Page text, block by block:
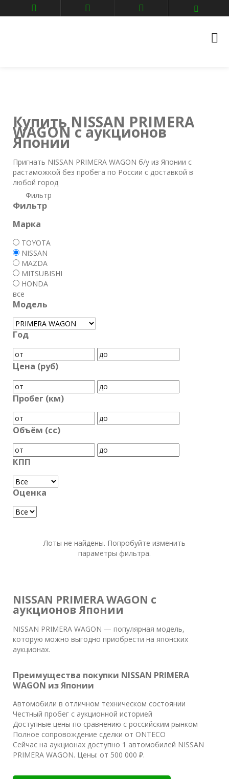
Главная
Авто аукционы
Купить NISSAN PRIMERA
WAGON с аукционов
Японии
Пригнать NISSAN PRIMERA WAGON б/у из Японии с
растаможкой без пробега по России с доставкой в
любой город
Фильтр
Фильтр
Марка
TOYOTA
NISSAN
MAZDA
MITSUBISHI
HONDA
все
Модель
Год
Цена (руб)
Пробег (км)
Объём (cc)
КПП
Оценка
Лоты не найдены. Попробуйте изменить
параметры фильтра.
NISSAN PRIMERA WAGON с
аукционов Японии
NISSAN PRIMERA WAGON — популярная модель,
которую можно выгодно приобрести на японских
аукционах.
Преимущества покупки NISSAN PRIMERA
WAGON из Японии
Автомобили в отличном техническом состоянии
Честный пробег с аукционной историей
Доступные цены по сравнению с российским рынком
Полное сопровождение сделки от ONTECO
Сейчас на аукционах доступно 1 автомобилей NISSAN
PRIMERA WAGON. Цены: от 500 000 ₽.